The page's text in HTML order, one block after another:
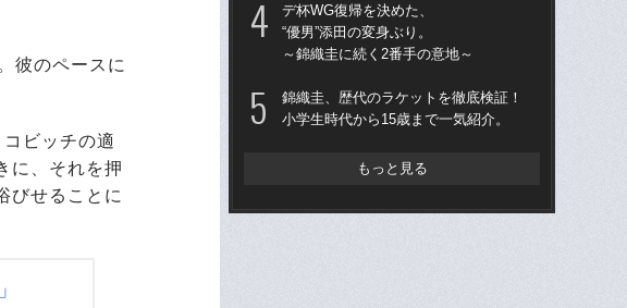
彼のペースに
ビッチの適
に、それを押
びせることに
デ杯WG復帰を決めた、
“優男”添田の変身ぶり。
～錦織圭に続く2番手の意地～
錦織圭、歴代のラケットを徹底検証！
小学生時代から15歳まで一気紹介。
もっと見る